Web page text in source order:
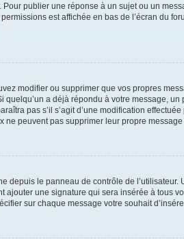
publier une réponse à un sujet ou un
est affichée en bas de l’écran du
modifier ou supprimer que vos propres
a déjà répondu à votre message,
pas s’il s’agit d’une modification
peuvent pas supprimer leur propre
depuis le panneau de contrôle de
une signature qui sera insérée à tous
sur chaque message votre souhait